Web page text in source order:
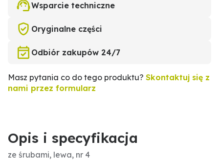
Wsparcie techniczne
Oryginalne części
Odbiór zakupów 24/7
Masz pytania co do tego produktu? Skontaktuj się z
nami przez formularz
Opis i specyfikacja
ze śrubami, lewa, nr 4